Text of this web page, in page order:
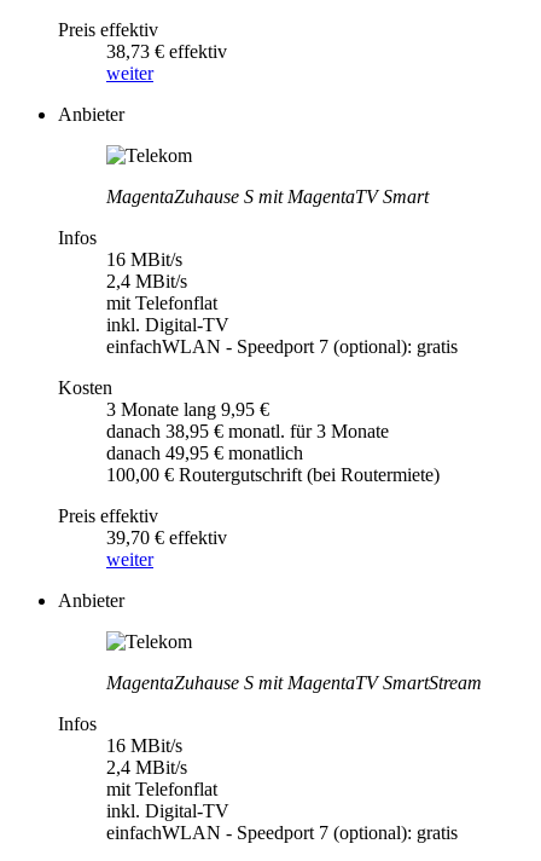
Preis effektiv
38,73 € effektiv
weiter
Anbieter
MagentaZuhause S mit MagentaTV Smart
Infos
16 MBit/s
2,4 MBit/s
mit Telefonflat
inkl. Digital-TV
einfachWLAN - Speedport 7 (optional): gratis
Kosten
3 Monate lang 9,95 €
danach 38,95 € monatl. für 3 Monate
danach 49,95 € monatlich
100,00 € Routergutschrift (bei Routermiete)
Preis effektiv
39,70 € effektiv
weiter
Anbieter
MagentaZuhause S mit MagentaTV SmartStream
Infos
16 MBit/s
2,4 MBit/s
mit Telefonflat
inkl. Digital-TV
einfachWLAN - Speedport 7 (optional): gratis